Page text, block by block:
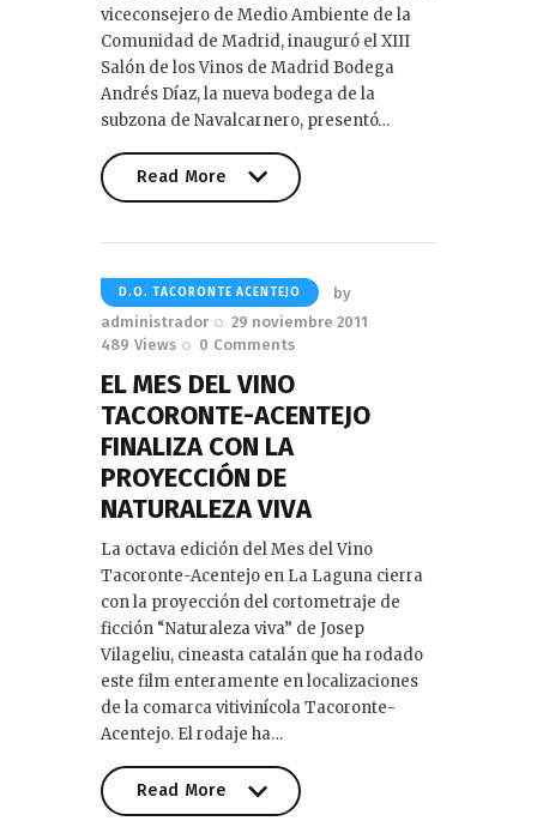
viceconsejero de Medio Ambiente de la
Comunidad de Madrid, inauguró el XIII
Salón de los Vinos de Madrid Bodega
Andrés Díaz, la nueva bodega de la
subzona de Navalcarnero, presentó…
Read More
D.O. TACORONTE ACENTEJO
by
administrador
29 noviembre 2011
489 Views 0 Comments
EL MES DEL VINO
TACORONTE-ACENTEJO
FINALIZA CON LA
PROYECCIÓN DE
NATURALEZA VIVA
La octava edición del Mes del Vino
Tacoronte-Acentejo en La Laguna cierra
con la proyección del cortometraje de
ficción “Naturaleza viva” de Josep
Vilageliu, cineasta catalán que ha rodado
este film enteramente en localizaciones
de la comarca vitivinícola Tacoronte-
Acentejo. El rodaje ha…
Read More